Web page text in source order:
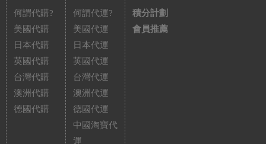
何謂代購?
美國代購
日本代購
英國代購
台灣代購
澳洲代購
德國代購
何謂代運?
美國代運
日本代運
英國代運
台灣代運
澳洲代運
德國代運
中國淘寶代
運
積分計劃
會員推薦